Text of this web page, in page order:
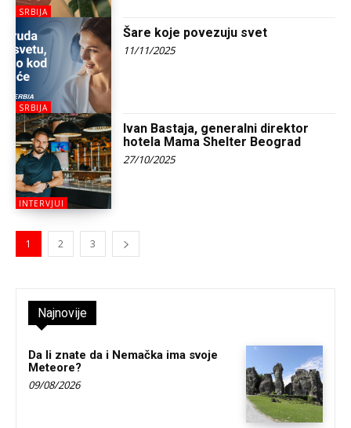
SRBIJA
SRBIJA
Šare koje povezuju svet
11/11/2025
INTERVJUI
Ivan Bastaja, generalni direktor
hotela Mama Shelter Beograd
27/10/2025
1 2 3
Najnovije
Da li znate da i Nemačka ima svoje
Meteore?
09/08/2026